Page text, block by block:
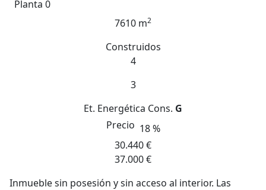
Planta 0
7610 m2
Construidos
4
3
Et. Energética Cons. G
Precio 18 %
30.440 €
37.000 €
Inmueble sin posesión y sin acceso al interior. Las